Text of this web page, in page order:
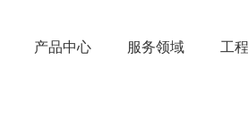
产品中心 服务领域 工